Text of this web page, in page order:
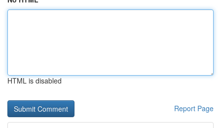
HTML is disabled
Report Page